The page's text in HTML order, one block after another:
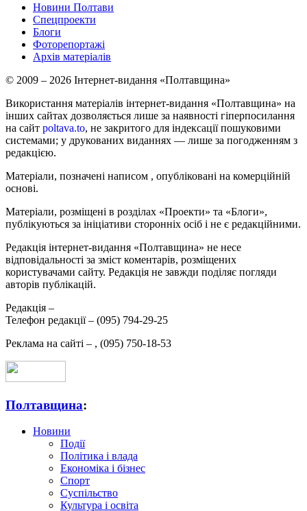
Новини Полтави
Спецпроекти
Блоги
Фоторепортажі
Архів матеріалів
© 2009 – 2026 Інтернет-видання «Полтавщина»
Використання матеріалів інтернет-видання «Полтавщина» на
інших сайтах дозволяється лише за наявності гіперпосилання
на сайт poltava.to, не закритого для індексації пошуковими
системами; у друкованих виданнях — лише за погодженням з
редакцією.
Матеріали, позначені написом , опубліковані на комерційній
основі.
Матеріали, розміщені в розділах «Проекти» та «Блоги»,
публікуються за ініціативи сторонніх осіб і не є редакційними.
Редакція інтернет-видання «Полтавщина» не несе
відповідальності за зміст коментарів, розміщених
користувачами сайту. Редакція не завжди поділяє погляди
авторів публікацій.
Редакція –
Телефон редакції – (095) 794-29-25
Реклама на сайті – , (095) 750-18-53
Полтавщина:
Новини
Події
Політика і влада
Економіка і бізнес
Спорт
Суспільство
Культура і освіта